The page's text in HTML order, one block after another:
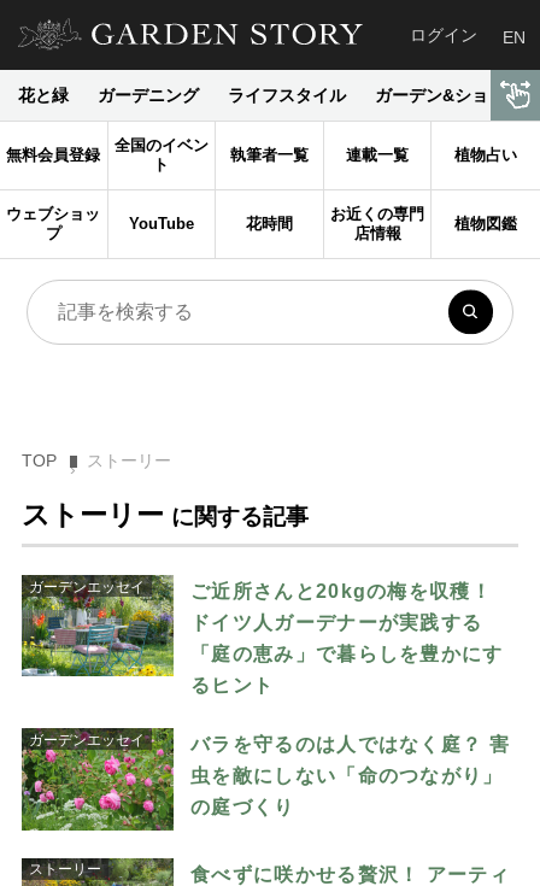
ログイン EN
花と緑 ガーデニング ライフスタイル ガーデン&ショップ
無料会員登録
全国のイベン
ト
執筆者一覧 連載一覧 植物占い
ウェブショッ
プ
YouTube 花時間
お近くの専門
店情報
植物図鑑
TOP ストーリー
ストーリー に関する記事
ガーデンエッセイ
ご近所さんと20kgの梅を収穫！
ドイツ人ガーデナーが実践する
「庭の恵み」で暮らしを豊かにす
るヒント
ガーデンエッセイ
バラを守るのは人ではなく庭？ 害
虫を敵にしない「命のつながり」
の庭づくり
ストーリー
食べずに咲かせる贅沢！ アーティ